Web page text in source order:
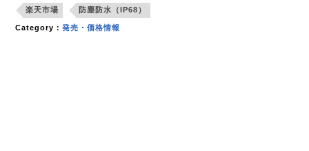
楽天市場 防塵防水（IP68）
Category：発売・価格情報